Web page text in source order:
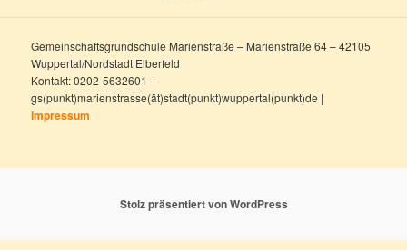
Gemeinschaftsgrundschule Marienstraße – Marienstraße 64 – 42105
Wuppertal/Nordstadt Elberfeld
Kontakt: 0202-5632601 –
gs(punkt)marienstrasse(ät)stadt(punkt)wuppertal(punkt)de |
Impressum
Stolz präsentiert von WordPress